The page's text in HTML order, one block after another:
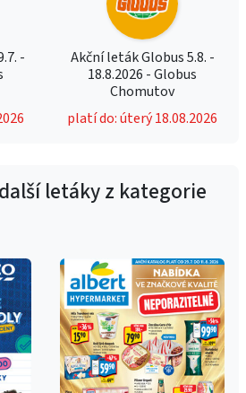
-
Akční leták Globus 5.8. -
18.8.2026 - Globus
Chomutov
platí do: úterý 18.08.2026
letáky z kategorie